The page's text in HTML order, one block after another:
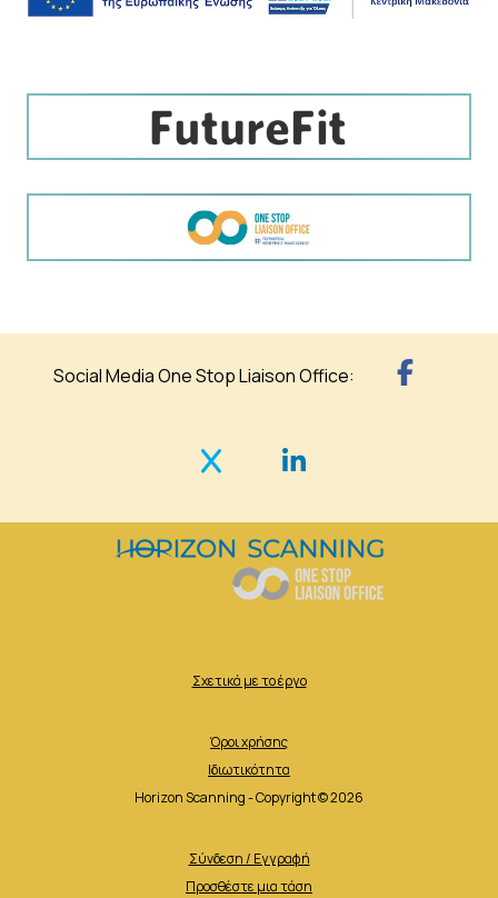
Social Media One Stop Liaison Office:
Σχετικά με το έργο
Όροι χρήσης
Ιδιωτικότητα
Horizon Scanning - Copyright © 2026
Σύνδεση / Εγγραφή
Προσθέστε μια τάση